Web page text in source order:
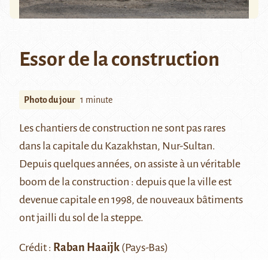
Essor de la construction
Photo du jour 1 minute
Les chantiers de construction ne sont pas rares
dans la capitale du Kazakhstan, Nur-Sultan.
Depuis quelques années, on assiste à un véritable
boom de la construction : depuis que la ville est
devenue capitale en 1998, de nouveaux bâtiments
ont jailli du sol de la steppe.
Crédit : Raban Haaijk (Pays-Bas)